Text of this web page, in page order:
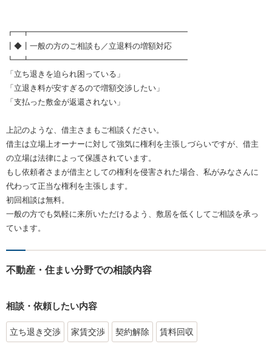
┏━┳━━━━━━━━━━━━━━━━━━━━
┃◆┃一般の方のご相談も／立退料の増額対応
┗━┻━━━━━━━━━━━━━━━━━━━━
「立ち退きを迫られ困っている」
「立退き料が安すぎるので増額交渉したい」
「支払った敷金が返還されない」
上記のような、借主さまもご相談ください。
借主は立場上オーナーに対して強気に権利を主張しづらいですが、借主
の立場は法律によって保護されています。
もし依頼者さまが借主としての権利を侵害された場合、私がみなさんに
代わって正当な権利を主張します。
初回相談は無料。
一般の方でも気軽に来所いただけるよう、敷居を低くしてご相談を承っ
ています。
不動産・住まい分野での相談内容
相談・依頼したい内容
立ち退き交渉 家賃交渉 契約解除 賃料回収